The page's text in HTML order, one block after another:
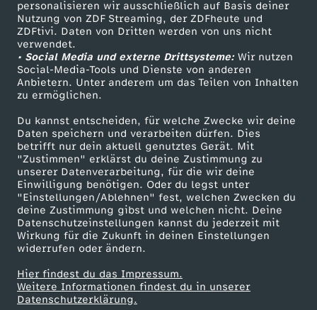
personalisieren wir ausschließlich auf Basis deiner
Nutzung von ZDF Streaming, der ZDFheute und
ZDFtivi. Daten von Dritten werden von uns nicht
verwendet.
• Social Media und externe Drittsysteme:Wir nutzen
Social-Media-Tools und Dienste von anderen
Anbietern. Unter anderem um das Teilen von Inhalten
zu ermöglichen.
Du kannst entscheiden, für welche Zwecke wir deine
Daten speichern und verarbeiten dürfen. Dies
betrifft nur dein aktuell genutztes Gerät. Mit
"Zustimmen" erklärst du deine Zustimmung zu
unserer Datenverarbeitung, für die wir deine
Einwilligung benötigen. Oder du legst unter
"Einstellungen/Ablehnen" fest, welchen Zwecken du
deine Zustimmung gibst und welchen nicht. Deine
Datenschutzeinstellungen kannst du jederzeit mit
Wirkung für die Zukunft in deinen Einstellungen
widerrufen oder ändern.
Hier findest du das Impressum.
Weitere Informationen findest du in unserer
Datenschutzerklärung.
ü
r
R
a
r
e
s
v
ZDF Unternehmen
Karriere
ZDF goes Schule
Werbefernsehen
Mainzelmännchen
Partner